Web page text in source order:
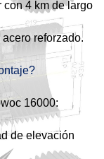
4 km de largo
reforzado.
16000:
de elevación